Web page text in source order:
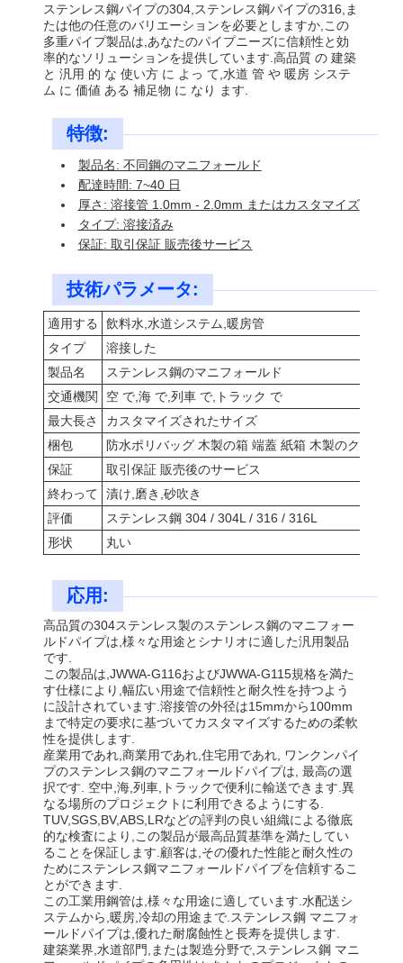
ステンレス鋼パイプの304,ステンレス鋼パイプの316,ま
たは他の任意のバリエーションを必要としますか,この
多重パイプ製品は,あなたのパイプニーズに信頼性と効
率的なソリューションを提供しています.高品質 の 建築
と 汎用 的 な 使い方 に よっ て,水道 管 や 暖房 システ
ム に 価値 ある 補足物 に なり ます.
特徴:
製品名: 不同鋼のマニフォールド
配達時間: 7~40 日
厚さ: 溶接管 1.0mm - 2.0mm またはカスタマイズ
タイプ: 溶接済み
保証: 取引保証 販売後サービス
技術パラメータ:
適用する
飲料水,水道システム,暖房管
タイプ
溶接した
製品名
ステンレス鋼のマニフォールド
交通機関
空 で,海 で,列車 で,トラック で
最大長さ
カスタマイズされたサイズ
梱包
防水ポリバッグ 木製の箱 端蓋 紙箱 木製のクラム/
保証
取引保証 販売後のサービス
終わって
漬け,磨き,砂吹き
評価
ステンレス鋼 304 / 304L / 316 / 316L
形状
丸い
応用:
高品質の304ステンレス製のステンレス鋼のマニフォー
ルドパイプは,様々な用途とシナリオに適した汎用製品
です.
この製品は,JWWA-G116およびJWWA-G115規格を満た
す仕様により,幅広い用途で信頼性と耐久性を持つよう
に設計されています.溶接管の外径は15mmから100mm
まで特定の要求に基づいてカスタマイズするための柔軟
性を提供します.
産業用であれ,商業用であれ,住宅用であれ, ワンクンパイ
プのステンレス鋼のマニフォールドパイプは, 最高の選
択です. 空中,海,列車,トラックで便利に輸送できます.異
なる場所のプロジェクトに利用できるようにする.
TUV,SGS,BV,ABS,LRなどの評判の良い組織による徹底
的な検査により,この製品が最高品質基準を満たしてい
ることを保証します.顧客は,その優れた性能と耐久性の
ためにステンレス鋼マニフォールドパイプを信頼するこ
とができます.
この工業用鋼管は,様々な用途に適しています.水配送シ
ステムから,暖房,冷却の用途まで.ステンレス鋼 マニフォ
ールドパイプは,優れた耐腐蝕性と長寿を提供します.
建築業界,水道部門,または製造分野で,ステンレス鋼 マニ